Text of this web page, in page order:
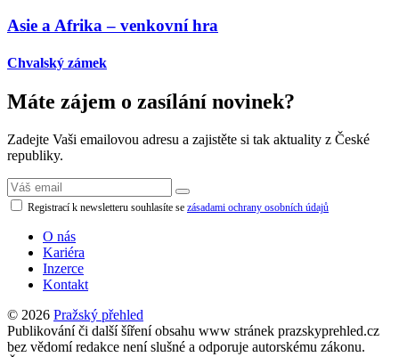
Asie a Afrika – venkovní hra
Chvalský zámek
Máte zájem o zasílání novinek?
Zadejte Vaši emailovou adresu a zajistěte si tak aktuality z České
republiky.
Registrací k newsletteru souhlasíte se zásadami ochrany osobních údajů
O nás
Kariéra
Inzerce
Kontakt
© 2026 Pražský přehled
Publikování či další šíření obsahu www stránek prazskyprehled.cz
bez vědomí redakce není slušné a odporuje autorskému zákonu.